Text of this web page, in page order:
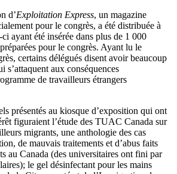
d’Exploitation Express, un magazine
pour le congrès, a été distribuée à
ayant été insérée dans plus de 1 000
pour le congrès. Ayant lu le
certains délégués disent avoir beaucoup
s’attaquent aux conséquences
de travailleurs étrangers
présentés au kiosque d’exposition qui ont
figuraient l’étude des TUAC Canada sur
migrants, une anthologie des cas
de mauvais traitements et d’abus faits
au Canada (des universitaires ont fini par
le gel désinfectant pour les mains